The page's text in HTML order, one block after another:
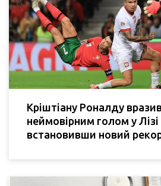
Кріштіану Роналду вразив
неймовірним голом у Лізі
встановивши новий